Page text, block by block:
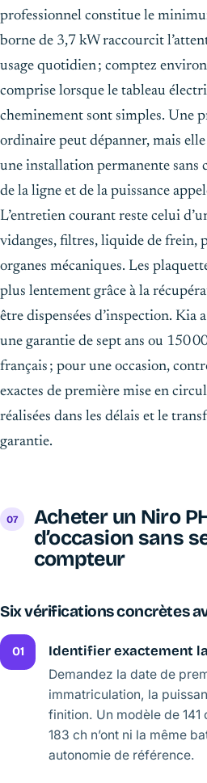
professionnel constitue le
borne de 3,7 kW raccourcit
usage quotidien ; comptez environ
comprise lorsque le tableau
cheminement sont simples. Une
ordinaire peut dépanner, mais
une installation permanente sans
de la ligne et de la puissance
L’entretien courant reste celui
vidanges, filtres, liquide de frein,
organes mécaniques. Les
plus lentement grâce à la
être dispensées d’inspection. Kia
une garantie de sept ans ou 150
français ; pour une occasion,
exactes de première mise en
réalisées dans les délais et le
garantie.
Acheter un Niro
d’occasion sans
compteur
Six vérifications concrètes
01 Identifier exactement
Demandez la date de
immatriculation, la
finition. Un modèle de 141
183 ch n’ont ni la même
autonomie de référence.